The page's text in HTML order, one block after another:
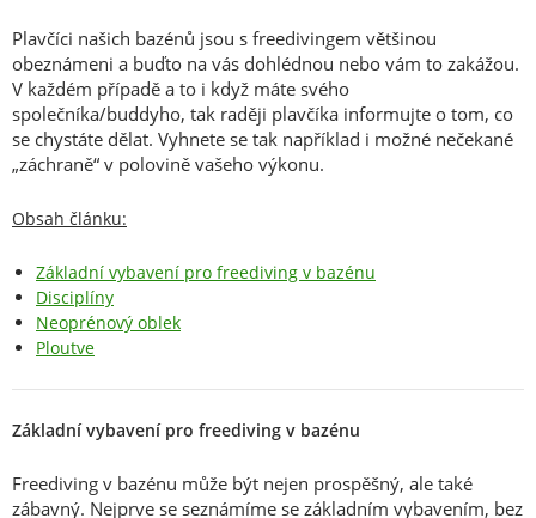
Plavčíci našich bazénů jsou s freedivingem většinou
obeznámeni a buďto na vás dohlédnou nebo vám to zakážou.
V každém případě a to i když máte svého
společníka/buddyho, tak raději plavčíka informujte o tom, co
se chystáte dělat. Vyhnete se tak například i možné nečekané
„záchraně“ v polovině vašeho výkonu.
Obsah článku:
Základní vybavení pro freediving v bazénu
Disciplíny
Neoprénový oblek
Ploutve
Základní vybavení pro freediving v bazénu
Freediving v bazénu může být nejen prospěšný, ale také
zábavný. Nejprve se seznámíme se základním vybavením, bez